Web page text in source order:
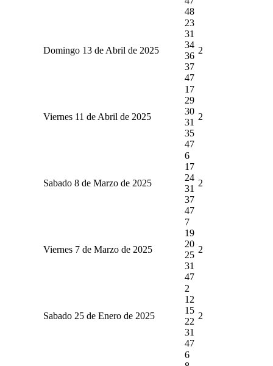
48
Domingo 13 de Abril de 2025
23
31
34
36
37
47
2
Viernes 11 de Abril de 2025
17
29
30
31
35
47
2
Sabado 8 de Marzo de 2025
6
17
24
31
37
47
2
Viernes 7 de Marzo de 2025
7
19
20
25
31
47
2
Sabado 25 de Enero de 2025
2
12
15
22
31
47
2
6